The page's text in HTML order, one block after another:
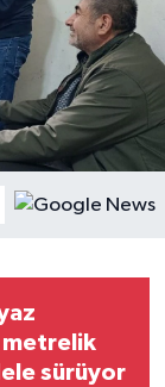
metrelik
sürüyor